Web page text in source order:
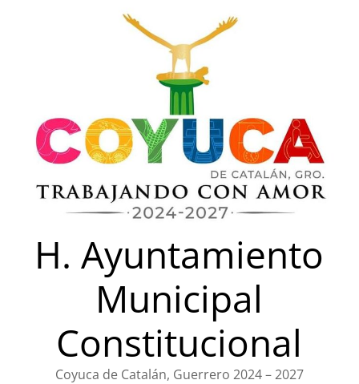
H. Ayuntamiento
Municipal
Constitucional
Coyuca de Catalán, Guerrero 2024 – 2027